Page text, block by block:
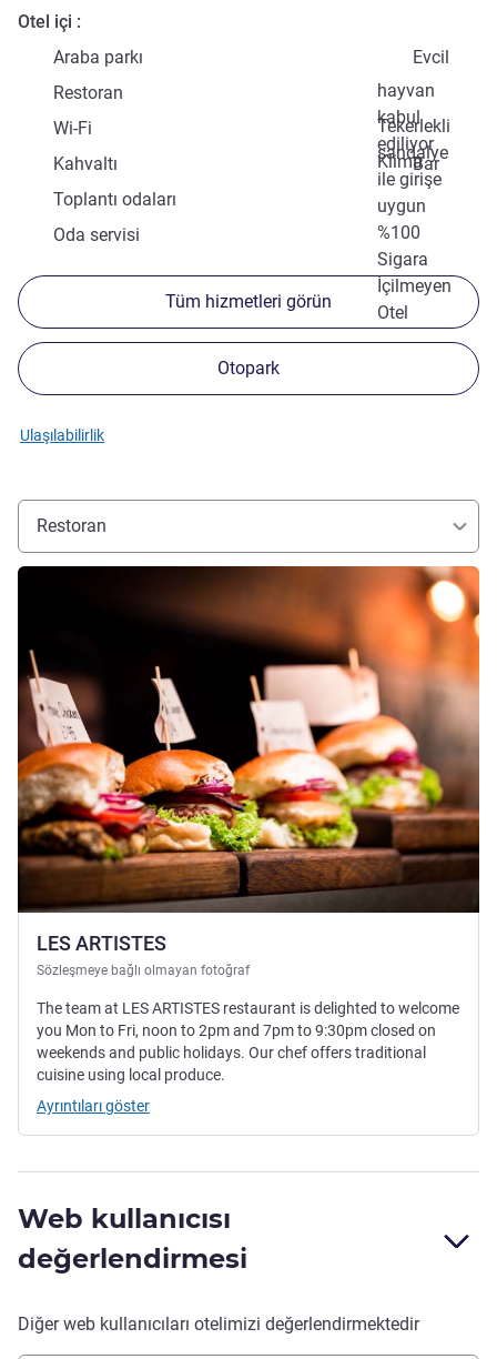
Otel içi
Araba parkı
Evcil
hayvan
kabul
ediliyor
Restoran
Tekerlekli
sandalye
ile girişe
uygun
Wi-Fi
Klima
Kahvaltı
Bar
Toplantı odaları
%100
Sigara
İçilmeyen
Otel
Oda servisi
Tüm hizmetleri görün
Otopark
Ulaşılabilirlik
Restoran
LES ARTISTES
Sözleşmeye bağlı olmayan fotoğraf
Ayrıntıları göster
The team at LES ARTISTES restaurant is delighted to welcome
you Mon to Fri, noon to 2pm and 7pm to 9:30pm closed on
weekends and public holidays. Our chef offers traditional
cuisine using local produce.
Ayrıntıları göster
Web kullanıcısı
değerlendirmesi
Diğer web kullanıcıları otelimizi değerlendirmektedir